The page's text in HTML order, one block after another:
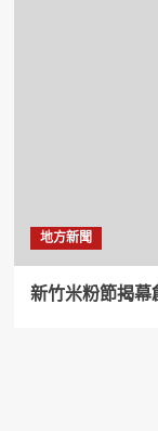
地方新聞
新竹米粉節揭幕